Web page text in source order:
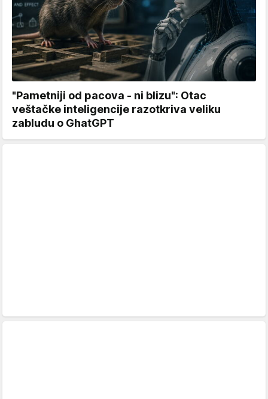
"Pametniji od pacova - ni blizu": Otac
veštačke inteligencije razotkriva veliku
zabludu o GhatGPT